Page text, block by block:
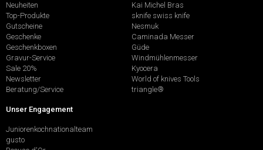
Neuheiten
Top-Produkte
Gutscheine
Geschenke
Geschenkboxen
Gravur-Service
Sale 20%
Newsletter
Beratung/Service
Kai Michel Bras
sknife swiss knife
Nesmuk
Caminada Messer
Güde
Windmühlenmesser
Kyocera
World of knives Tools
triangle®
Unser Engagement
Juniorenkochnationalteam
gusto